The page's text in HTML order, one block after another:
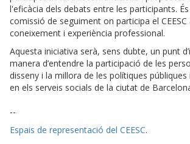
l'eficàcia dels debats entre les participants.
comissió de seguiment on participa el
coneixement i experiència professional.
Aquesta iniciativa serà, sens dubte, un punt
manera d’entendre la participació de les
disseny i la millora de les polítiques
en els serveis socials de la ciutat de
--
Espais de representació del CEESC.